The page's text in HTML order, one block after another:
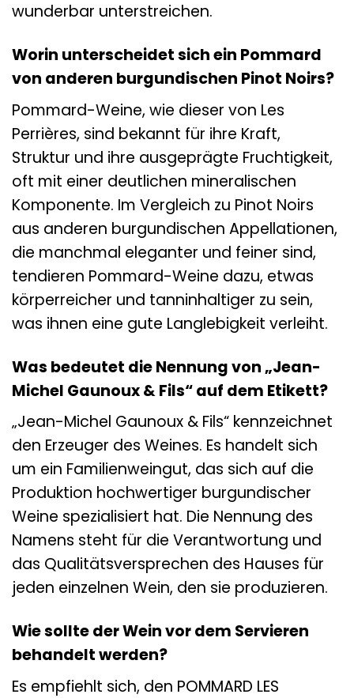
wunderbar unterstreichen.
Worin unterscheidet sich ein Pommard
von anderen burgundischen Pinot Noirs?
Pommard-Weine, wie dieser von Les
Perrières, sind bekannt für ihre Kraft,
Struktur und ihre ausgeprägte Fruchtigkeit,
oft mit einer deutlichen mineralischen
Komponente. Im Vergleich zu Pinot Noirs
aus anderen burgundischen Appellationen,
die manchmal eleganter und feiner sind,
tendieren Pommard-Weine dazu, etwas
körperreicher und tanninhaltiger zu sein,
was ihnen eine gute Langlebigkeit verleiht.
Was bedeutet die Nennung von „Jean-
Michel Gaunoux & Fils“ auf dem Etikett?
„Jean-Michel Gaunoux & Fils“ kennzeichnet
den Erzeuger des Weines. Es handelt sich
um ein Familienweingut, das sich auf die
Produktion hochwertiger burgundischer
Weine spezialisiert hat. Die Nennung des
Namens steht für die Verantwortung und
das Qualitätsversprechen des Hauses für
jeden einzelnen Wein, den sie produzieren.
Wie sollte der Wein vor dem Servieren
behandelt werden?
Es empfiehlt sich, den POMMARD LES